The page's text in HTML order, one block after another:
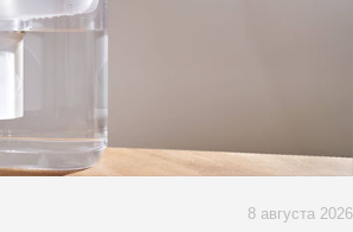
8 августа 2026